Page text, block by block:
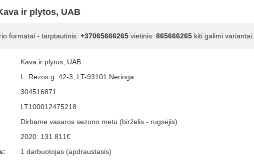
ir plytos, UAB
formatai - tarptautinis: +37065666265 vietinis: 865666265 kiti galimi variantai:
Kava ir plytos, UAB
L. Rėzos g. 42-3, LT-93101 Neringa
304516871
LT100012475218
Dirbame vasaros sezono metu (birželis - rugsėjis)
2020: 131 811€
1 darbuotojas (apdraustasis)